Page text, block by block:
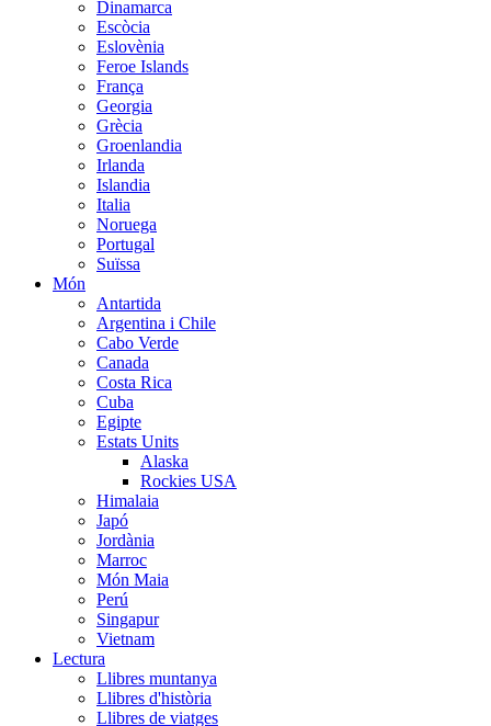
Dinamarca
Escòcia
Eslovènia
Feroe Islands
França
Georgia
Grècia
Groenlandia
Irlanda
Islandia
Italia
Noruega
Portugal
Suïssa
Món
Antartida
Argentina i Chile
Cabo Verde
Canada
Costa Rica
Cuba
Egipte
Estats Units
Alaska
Rockies USA
Himalaia
Japó
Jordània
Marroc
Món Maia
Perú
Singapur
Vietnam
Lectura
Llibres muntanya
Llibres d'història
Llibres de viatges